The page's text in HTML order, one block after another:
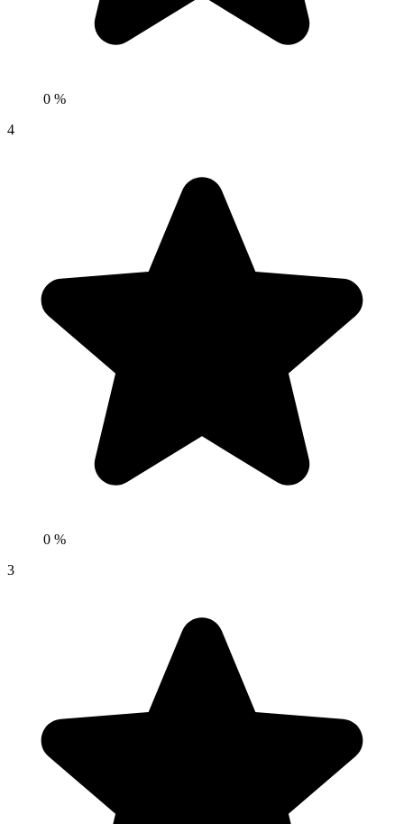
0 %
4
0 %
3